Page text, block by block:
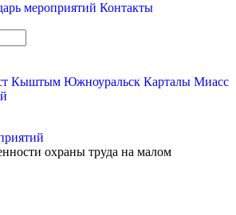
мероприятий Контакты
Кыштым Южноуральск Карталы Миасс
охраны труда на малом